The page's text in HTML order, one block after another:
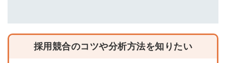
採用競合のコツや分析方法を知りたい